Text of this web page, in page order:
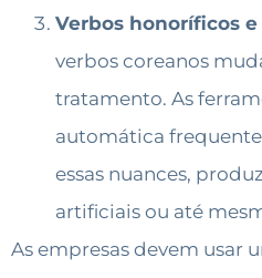
Verbos honoríficos
verbos coreanos
tratamento. As
automática
essas nuances,
artificiais ou até
As empresas devem usar